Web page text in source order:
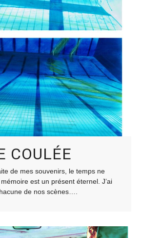
COULÉE
de mes souvenirs, le temps ne
est un présent éternel. J’ai
de nos scènes….